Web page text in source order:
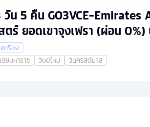
น 5 คืน GO3VCE-
ร์ ยอดเขาจุงเฟรา (ผ่อน 0%)
ครื่อง
ยมหาราช วันปีใหม่ วันคริสต์มาส